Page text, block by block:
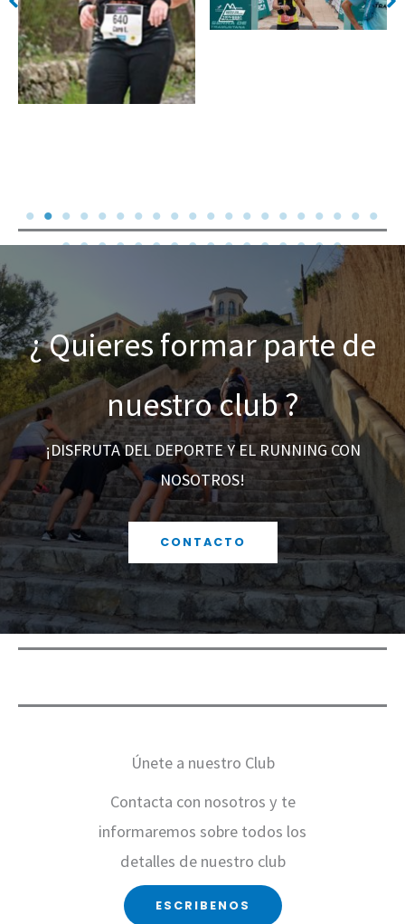
¿ Quieres formar parte de
nuestro club ?
¡DISFRUTA DEL DEPORTE Y EL RUNNING CON
NOSOTROS!
CONTACTO
Únete a nuestro Club
Contacta con nosotros y te
informaremos sobre todos los
detalles de nuestro club
ESCRIBENOS